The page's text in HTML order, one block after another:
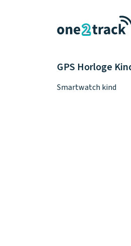
GPS Horloge
Smartwatch kind